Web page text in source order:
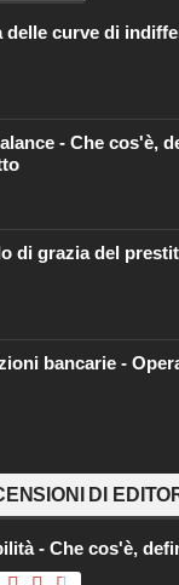
delle curve di
- Che cos'è,
di grazia del
bancarie -
DI
- Che cos'è,